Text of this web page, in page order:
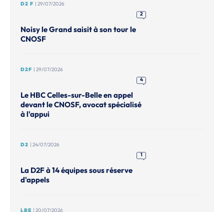
D2 F | 29/07/2026
2
Noisy le Grand saisit à son tour le
CNOSF
D2F | 29/07/2026
4
Le HBC Celles-sur-Belle en appel
devant le CNOSF, avocat spécialisé
à l'appui
D2 | 24/07/2026
1
La D2F à 14 équipes sous réserve
d'appels
LBE | 20/07/2026